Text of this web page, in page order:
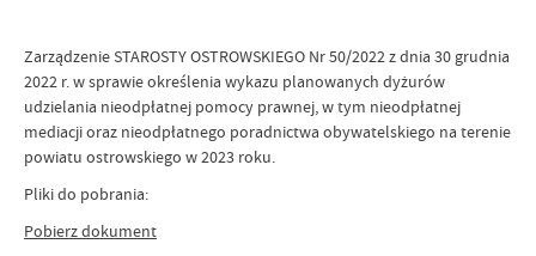
Zarządzenie STAROSTY OSTROWSKIEGO Nr 50/2022 z dnia 30 grudnia
2022 r. w sprawie określenia wykazu planowanych dyżurów
udzielania nieodpłatnej pomocy prawnej, w tym nieodpłatnej
mediacji oraz nieodpłatnego poradnictwa obywatelskiego na terenie
powiatu ostrowskiego w 2023 roku.
Pliki do pobrania:
Pobierz dokument